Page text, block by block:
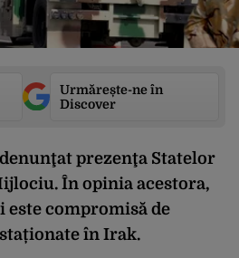
Urmărește-ne în
Discover
prezenţa Statelor
În opinia acestora,
compromisă de
în Irak.